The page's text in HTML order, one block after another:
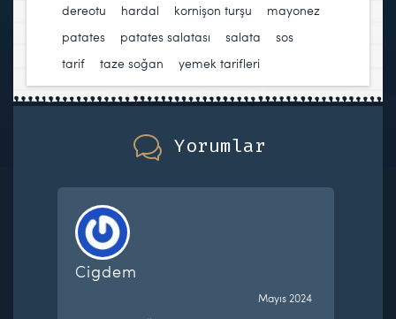
dereotu
hardal kornişon turşu mayonez
patates
patates salatası salata sos
tarif
taze soğan yemek tarifleri
Yorumlar
Cigdem
Mayıs 2024